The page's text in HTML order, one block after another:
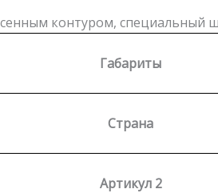
контуром, специальный
Габариты
Страна
Артикул 2